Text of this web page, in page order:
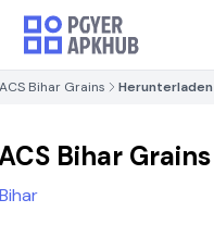
Bihar Grains Herunterladen
Bihar Grains